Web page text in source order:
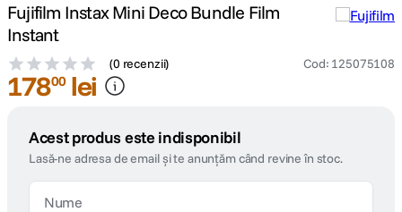
Fujifilm Instax Mini Deco Bundle Film
Instant
(0 recenzii) Cod: 125075108
17800 lei
Acest produs este indisponibil
Lasă-ne adresa de email și te anunțăm când revine în stoc.